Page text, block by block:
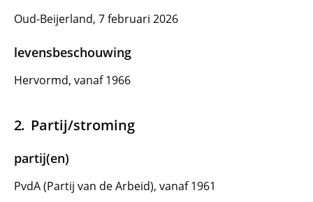
Oud-Beijerland, 7 februari 2026
levensbeschouwing
Hervormd, vanaf 1966
Partij/stroming
partij(en)
PvdA (Partij van de Arbeid), vanaf 1961